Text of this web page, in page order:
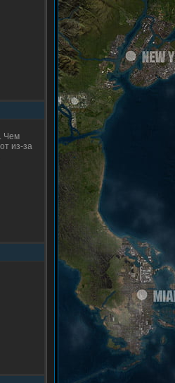
Чем
из-за